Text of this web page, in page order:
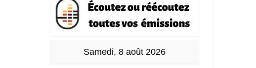
Samedi, 8 août 2026